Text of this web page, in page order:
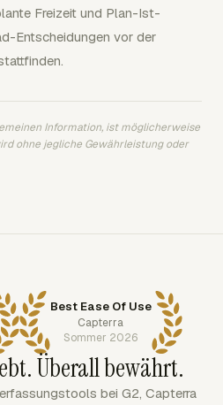
Freizeit und Plan-Ist-
Entscheidungen vor der
Information, ist möglicherweise
ohne jegliche Gewährleistung oder
Best Ease Of Use
Capterra
Sommer 2026
Überall bewährt.
bei G2, Capterra